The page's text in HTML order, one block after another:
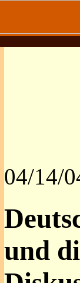
04/14/
und